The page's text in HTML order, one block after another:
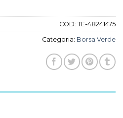
COD: TE-48241475
Categoria: Borsa Verde